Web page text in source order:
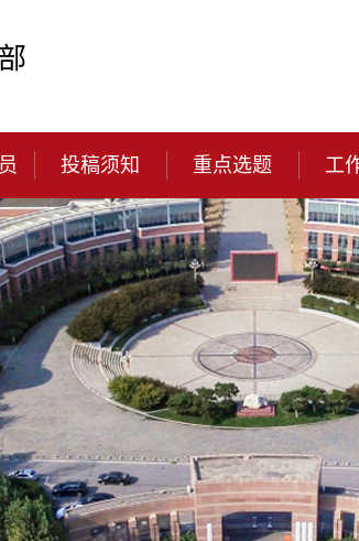
投稿须知 重点选题 工